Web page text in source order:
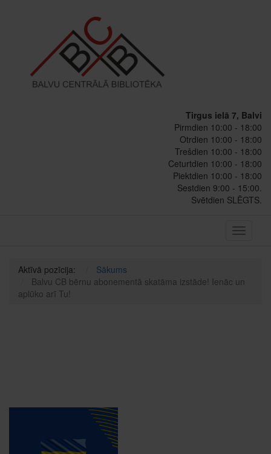
Tirgus ielā 7, Balvi
Pirmdien 10:00 - 18:00
Otrdien 10:00 - 18:00
Trešdien 10:00 - 18:00
Ceturtdien 10:00 - 18:00
Piektdien 10:00 - 18:00
Sestdien 9:00 - 15:00.
Svētdien SLĒGTS.
Toggle
Aktīvā pozīcija:
Sākums
Balvu CB bērnu abonementā skatāma izstāde! Ienāc un
aplūko arī Tu!